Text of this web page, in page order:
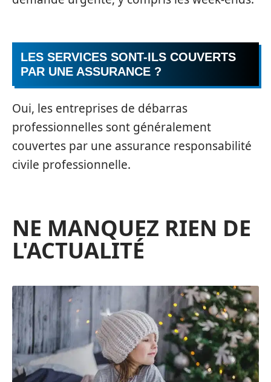
LES SERVICES SONT-ILS COUVERTS
PAR UNE ASSURANCE ?
Oui, les entreprises de débarras
professionnelles sont généralement
couvertes par une assurance responsabilité
civile professionnelle.
NE MANQUEZ RIEN DE
L'ACTUALITÉ